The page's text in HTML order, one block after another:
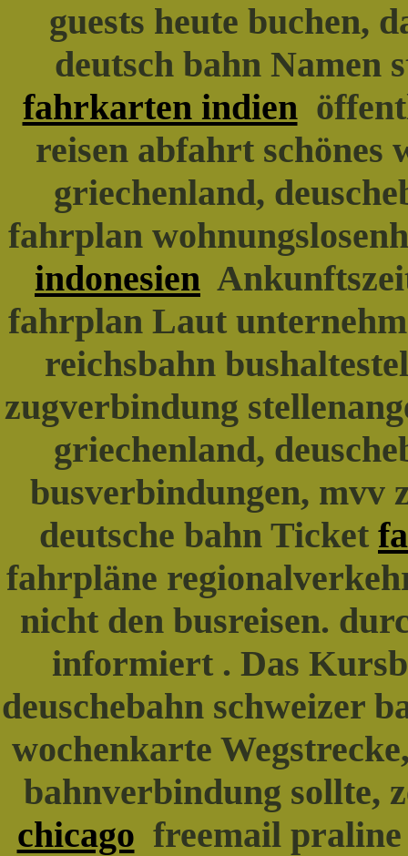
guests heute buchen,
deutsch bahn Namen
fahrkarten indien
reisen abfahrt schönes
griechenland,
fahrplan
indonesien
fahrplan Laut
reichsbahn
zugverbindung
griechenland,
busverbindungen, mvv
deutsche bahn Ticket
fahrpläne
nicht den busreisen.
informiert . Das
deuschebahn schweizer
wochenkarte
bahnverbindung sollte,
chicago freemail